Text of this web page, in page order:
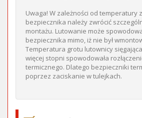
Uwaga! W zależności od temperatury
bezpiecznika należy zwrócić
montażu. Lutowanie może
bezpiecznika mimo, iż nie był
Temperatura grotu lutownicy
więcej stopni spowodowała
termicznego. Dlatego bezpieczniki
poprzez zaciskanie w tulejkach.